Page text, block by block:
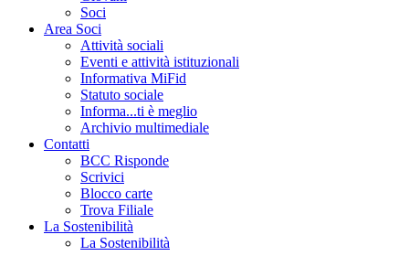
Soci
Area Soci
Attività sociali
Eventi e attività istituzionali
Informativa MiFid
Statuto sociale
Informa...ti è meglio
Archivio multimediale
Contatti
BCC Risponde
Scrivici
Blocco carte
Trova Filiale
La Sostenibilità
La Sostenibilità